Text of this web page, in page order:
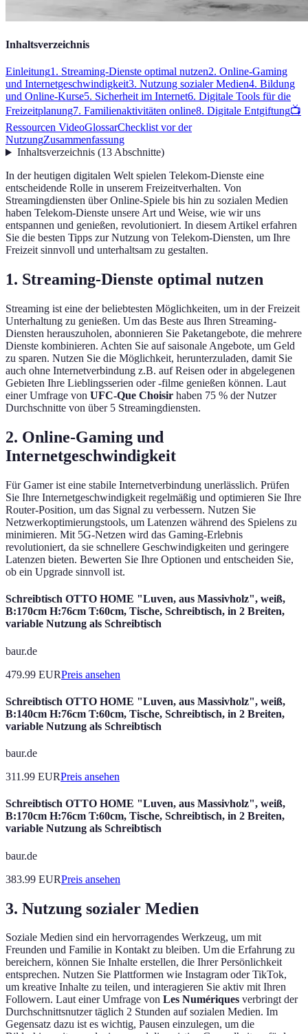
Inhaltsverzeichnis
Einleitung1. Streaming-Dienste optimal nutzen2. Online-Gaming
und Internetgeschwindigkeit3. Nutzung sozialer Medien4. Bildung
und Online-Kurse5. Sicherheit im Internet6. Digitale Tools für die
Freizeitplanung7. Familienaktivitäten online8. Digitale Entgiftung📺
Ressourcen VideoGlossarChecklist vor der
NutzungZusammenfassung
Inhaltsverzeichnis(13Abschnitte)
In der heutigen digitalen Welt spielen Telekom-Dienste eine
entscheidende Rolle in unserem Freizeitverhalten. Von
Streamingdiensten über Online-Spiele bis hin zu sozialen Medien
haben Telekom-Dienste unsere Art und Weise, wie wir uns
entspannen und genießen, revolutioniert. In diesem Artikel erfahren
Sie die besten Tipps zur Nutzung von Telekom-Diensten, um Ihre
Freizeit sinnvoll und unterhaltsam zu gestalten.
1. Streaming-Dienste optimal nutzen
Streaming ist eine der beliebtesten Möglichkeiten, um in der Freizeit
Unterhaltung zu genießen. Um das Beste aus Ihren Streaming-
Diensten herauszuholen, abonnieren Sie Paketangebote, die mehrere
Dienste kombinieren. Achten Sie auf saisonale Angebote, um Geld
zu sparen. Nutzen Sie die Möglichkeit, herunterzuladen, damit Sie
auch ohne Internetverbindung z.B. auf Reisen oder in abgelegenen
Gebieten Ihre Lieblingsserien oder -filme genießen können. Laut
einer Umfrage von UFC-Que Choisir haben 75 % der Nutzer
Durchschnitte von über 5 Streamingdiensten.
2. Online-Gaming und
Internetgeschwindigkeit
Für Gamer ist eine stabile Internetverbindung unerlässlich. Prüfen
Sie Ihre Internetgeschwindigkeit regelmäßig und optimieren Sie Ihre
Router-Position, um das Signal zu verbessern. Nutzen Sie
Netzwerkoptimierungstools, um Latenzen während des Spielens zu
minimieren. Mit 5G-Netzen wird das Gaming-Erlebnis
revolutioniert, da sie schnellere Geschwindigkeiten und geringere
Latenzen bieten. Bewerten Sie Ihre Optionen und entscheiden Sie,
ob ein Upgrade sinnvoll ist.
Schreibtisch OTTO HOME "Luven, aus Massivholz", weiß,
B:170cm H:76cm T:60cm, Tische, Schreibtisch, in 2 Breiten,
variable Nutzung als Schreibtisch
baur.de
479.99 EURPreis ansehen
Schreibtisch OTTO HOME "Luven, aus Massivholz", weiß,
B:140cm H:76cm T:60cm, Tische, Schreibtisch, in 2 Breiten,
variable Nutzung als Schreibtisch
baur.de
311.99 EURPreis ansehen
Schreibtisch OTTO HOME "Luven, aus Massivholz", weiß,
B:170cm H:76cm T:60cm, Tische, Schreibtisch, in 2 Breiten,
variable Nutzung als Schreibtisch
baur.de
383.99 EURPreis ansehen
3. Nutzung sozialer Medien
Soziale Medien sind ein hervorragendes Werkzeug, um mit
Freunden und Familie in Kontakt zu bleiben. Um die Erfahrung zu
bereichern, können Sie Inhalte erstellen, die Ihrer Persönlichkeit
entsprechen. Nutzen Sie Plattformen wie Instagram oder TikTok,
um kreative Inhalte zu teilen, und interagieren Sie aktiv mit Ihren
Followern. Laut einer Umfrage von Les Numériques verbringt der
Durchschnittsnutzer täglich 2 Stunden auf sozialen Medien. Im
Gegensatz dazu ist es wichtig, Pausen einzulegen, um die